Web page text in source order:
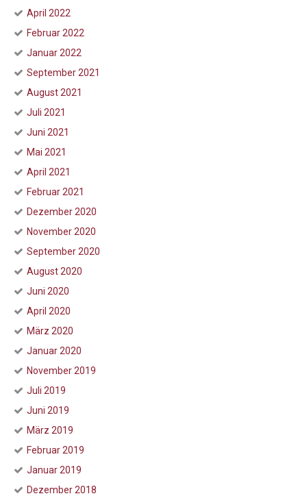
April 2022
Februar 2022
Januar 2022
September 2021
August 2021
Juli 2021
Juni 2021
Mai 2021
April 2021
Februar 2021
Dezember 2020
November 2020
September 2020
August 2020
Juni 2020
April 2020
März 2020
Januar 2020
November 2019
Juli 2019
Juni 2019
März 2019
Februar 2019
Januar 2019
Dezember 2018